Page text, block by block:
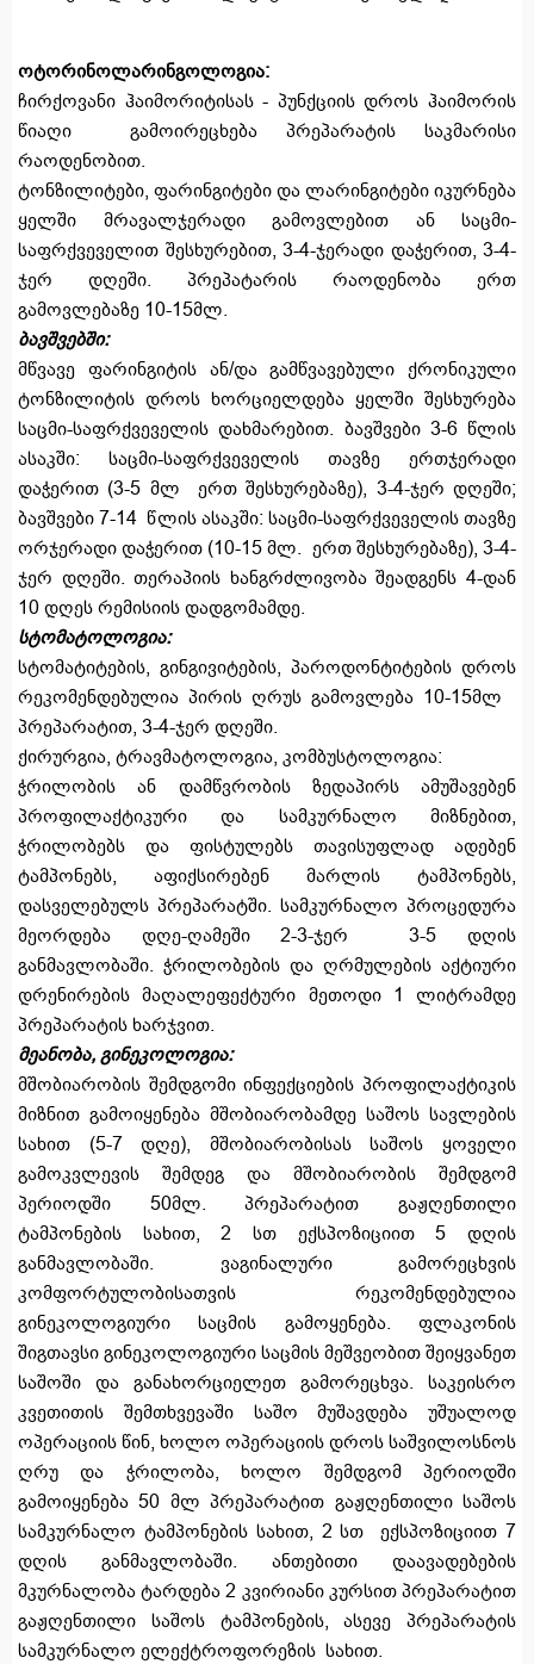
ოტორინოლარინგოლოგია:
ჩირქოვანი ჰაიმორიტისას - პუნქციის დროს ჰაიმორის
წიაღი გამოირეცხება პრეპარატის საკმარისი
რაოდენობით.
ტონზილიტები, ფარინგიტები და ლარინგიტები იკურნება
ყელში მრავალჯერადი გამოვლებით ან საცმი-
საფრქვეველით შესხურებით, 3-4-ჯერადი დაჭერით, 3-4-
ჯერ დღეში. პრეპატარის რაოდენობა ერთ
გამოვლებაზე 10-15მლ.
ბავშვებში:
მწვავე ფარინგიტის ან/და გამწვავებული ქრონიკული
ტონზილიტის დროს ხორციელდება ყელში შესხურება
საცმი-საფრქვეველის დახმარებით. ბავშვები 3-6 წლის
ასაკში: საცმი-საფრქვეველის თავზე ერთჯერადი
დაჭერით (3-5 მლ ერთ შესხურებაზე), 3-4-ჯერ დღეში;
ბავშვები 7-14 წლის ასაკში: საცმი-საფრქვეველის თავზე
ორჯერადი დაჭერით (10-15 მლ. ერთ შესხურებაზე), 3-4-
ჯერ დღეში. თერაპიის ხანგრძლივობა შეადგენს 4-დან
10 დღეს რემისიის დადგომამდე.
სტომატოლოგია:
სტომატიტების, გინგივიტების, პაროდონტიტების დროს
რეკომენდებულია პირის ღრუს გამოვლება 10-15მლ
პრეპარატით, 3-4-ჯერ დღეში.
ქირურგია, ტრავმატოლოგია, კომბუსტოლოგია:
ჭრილობის ან დამწვრობის ზედაპირს ამუშავებენ
პროფილაქტიკური და სამკურნალო მიზნებით,
ჭრილობებს და ფისტულებს თავისუფლად ადებენ
ტამპონებს, აფიქსირებენ მარლის ტამპონებს,
დასველებულს პრეპარატში. სამკურნალო პროცედურა
მეორდება დღე-ღამეში 2-3-ჯერ 3-5 დღის
განმავლობაში. ჭრილობების და ღრმულების აქტიური
დრენირების მაღალეფექტური მეთოდი 1 ლიტრამდე
პრეპარატის ხარჯვით.
მეანობა, გინეკოლოგია:
მშობიარობის შემდგომი ინფექციების პროფილაქტიკის
მიზნით გამოიყენება მშობიარობამდე საშოს სავლების
სახით (5-7 დღე), მშობიარობისას საშოს ყოველი
გამოკვლევის შემდეგ და მშობიარობის შემდგომ
პერიოდში 50მლ. პრეპარატით გაჟღენთილი
ტამპონების სახით, 2 სთ ექსპოზიციით 5 დღის
განმავლობაში. ვაგინალური გამორეცხვის
კომფორტულობისათვის რეკომენდებულია
გინეკოლოგიური საცმის გამოყენება. ფლაკონის
შიგთავსი გინეკოლოგიური საცმის მეშვეობით შეიყვანეთ
საშოში და განახორციელეთ გამორეცხვა. საკეისრო
კვეთითის შემთხვევაში საშო მუშავდება უშუალოდ
ოპერაციის წინ, ხოლო ოპერაციის დროს საშვილოსნოს
ღრუ და ჭრილობა, ხოლო შემდგომ პერიოდში
გამოიყენება 50 მლ პრეპარატით გაჟღენთილი საშოს
სამკურნალო ტამპონების სახით, 2 სთ ექსპოზიციით 7
დღის განმავლობაში. ანთებითი დაავადებების
მკურნალობა ტარდება 2 კვირიანი კურსით პრეპარატით
გაჟღენთილი საშოს ტამპონების, ასევე პრეპარატის
სამკურნალო ელექტროფორეზის სახით.